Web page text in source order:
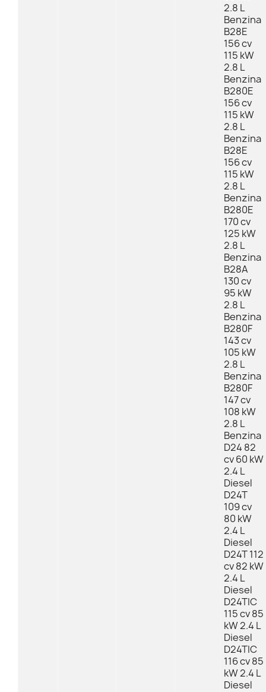
2.8 L
Benzina
B28E
156 cv
115 kW
2.8 L
Benzina
B280E
156 cv
115 kW
2.8 L
Benzina
B28E
156 cv
115 kW
2.8 L
Benzina
B280E
170 cv
125 kW
2.8 L
Benzina
B28A
130 cv
95 kW
2.8 L
Benzina
B280F
143 cv
105 kW
2.8 L
Benzina
B280F
147 cv
108 kW
2.8 L
Benzina
D24 82
cv 60 kW
2.4 L
Diesel
D24T
109 cv
80 kW
2.4 L
Diesel
D24T 112
cv 82 kW
2.4 L
Diesel
D24TIC
115 cv 85
kW 2.4 L
Diesel
D24TIC
116 cv 85
kW 2.4 L
Diesel